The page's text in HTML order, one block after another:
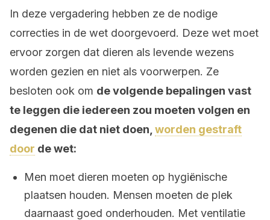
In deze vergadering hebben ze de nodige
correcties in de wet doorgevoerd. Deze wet moet
ervoor zorgen dat dieren als levende wezens
worden gezien en niet als voorwerpen. Ze
besloten ook om de volgende bepalingen vast
te leggen die iedereen zou moeten volgen en
degenen die dat niet doen, worden gestraft
door de wet:
Men moet dieren moeten op hygiënische
plaatsen houden. Mensen moeten de plek
daarnaast goed onderhouden. Met ventilatie